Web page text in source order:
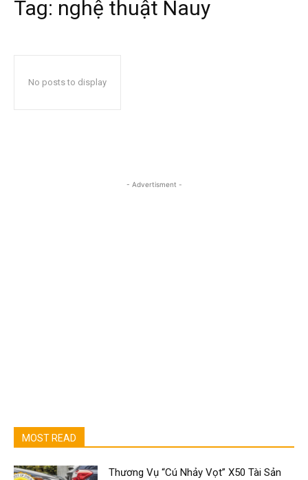
Tag: nghệ thuật Nauy
No posts to display
- Advertisment -
MOST READ
Thương Vụ “Cú Nhảy Vọt” X50 Tài Sản